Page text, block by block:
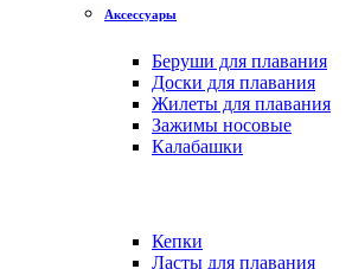
Аксессуары
Беруши для плавания
Доски для плавания
Жилеты для плавания
Зажимы носовые
Калабашки
Кепки
Ласты для плавания